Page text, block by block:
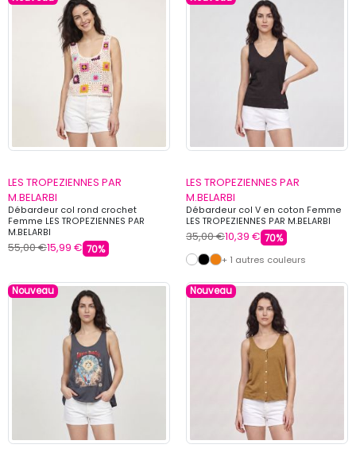
LES TROPEZIENNES PAR
M.BELARBI
Débardeur col rond crochet
Femme LES TROPEZIENNES PAR
M.BELARBI
55,00 €15,99 € 70%
LES TROPEZIENNES PAR
M.BELARBI
Débardeur col V en coton Femme
LES TROPEZIENNES PAR M.BELARBI
35,00 €10,39 € 70%
+ 1 autres couleurs
Nouveau Nouveau